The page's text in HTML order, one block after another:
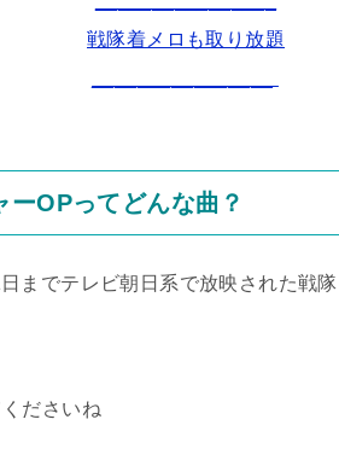
戦隊着メロも取り放題
OPってどんな曲？
までテレビ朝日系で放映された戦
ださいね